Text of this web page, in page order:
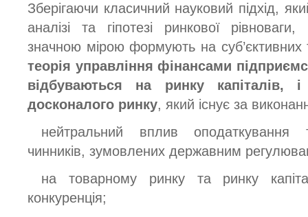
Зберігаючи класичний науковий підхід,
аналізі та гіпотезі ринкової
значною мірою формують на
теорія управління фінансами
відбуваються на ринку капіталів,
досконалого ринку, який існує за
нейтральний вплив
чинників, зумовлених державним
на товарному ринку та ринку
конкуренція;